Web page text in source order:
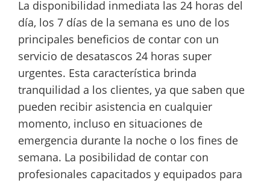
La disponibilidad inmediata las 24 horas del
día, los 7 días de la semana es uno de los
principales beneficios de contar con un
servicio de desatascos 24 horas super
urgentes. Esta característica brinda
tranquilidad a los clientes, ya que saben que
pueden recibir asistencia en cualquier
momento, incluso en situaciones de
emergencia durante la noche o los fines de
semana. La posibilidad de contar con
profesionales capacitados y equipados para